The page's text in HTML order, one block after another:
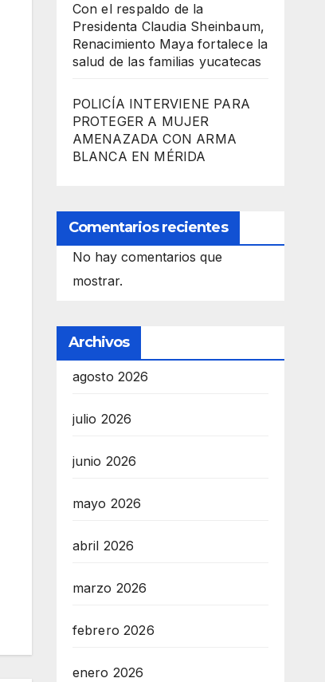
Con el respaldo de la
Presidenta Claudia Sheinbaum,
Renacimiento Maya fortalece la
salud de las familias yucatecas
POLICÍA INTERVIENE PARA
PROTEGER A MUJER
AMENAZADA CON ARMA
BLANCA EN MÉRIDA
Comentarios recientes
No hay comentarios que
mostrar.
Archivos
agosto 2026
julio 2026
junio 2026
mayo 2026
abril 2026
marzo 2026
febrero 2026
enero 2026